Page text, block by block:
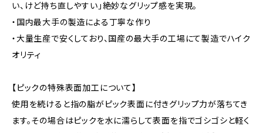
い、けど持ち直しやすい」絶妙なグリップ感を実現。
・国内最大手の製造による丁寧な作り
・大量生産で安くしており、国産の最大手の工場にて製造でハイク
オリティ
【ピックの特殊表面加工について】
使用を続けると指の脂がピック表面に付きグリップ力が落ちてき
ます。その場合はピックを水に濡らして表面を指でゴシゴシと軽く